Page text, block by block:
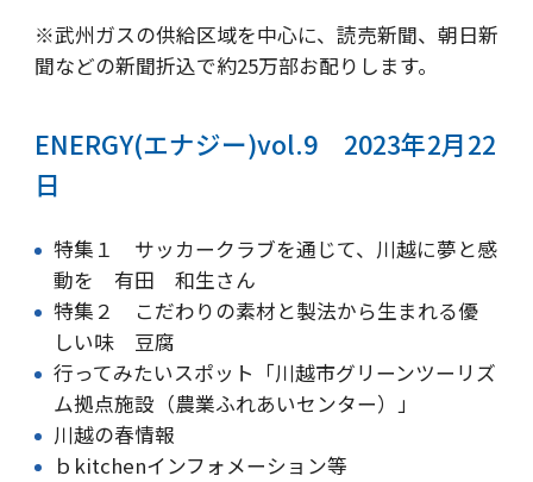
※武州ガスの供給区域を中心に、読売新聞、朝日新
聞などの新聞折込で約25万部お配りします。
ENERGY(エナジー)vol.9 2023年2月22
日
特集１ サッカークラブを通じて、川越に夢と感
動を 有田 和生さん
特集２ こだわりの素材と製法から生まれる優
しい味 豆腐
行ってみたいスポット「川越市グリーンツーリズ
ム拠点施設（農業ふれあいセンター）」
川越の春情報
ｂkitchenインフォメーション等